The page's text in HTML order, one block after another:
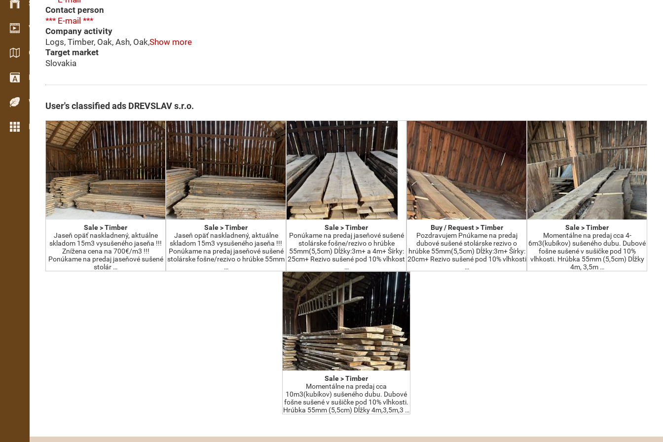
Stock management
Video showroom
Catalogues / Brochures
Dictionary
Wood Species
More features
Contact person
*** E-mail ***
Company activity
Logs, Timber, Oak, Ash, Oak,Show more
Target market
Slovakia
User's classified ads DREVSLAV s.r.o.
Sale > Timber
Jaseň opäť naskladnený, aktuálne
skladom 15m3 vysušeného jaseňa !!!
Znížena cena na 700€/m3 !!!
Ponúkame na predaj jaseňové sušené
stolár …
Sale > Timber
Jaseň opäť naskladnený, aktuálne
skladom 15m3 vysušeného jaseňa !!!
Ponúkame na predaj jaseňové sušené
stolárske fošne/rezivo o hrúbke 55mm
…
Sale > Timber
Ponúkame na predaj jaseňové sušené
stolárske fošne/rezivo o hrúbke
55mm(5,5cm) Dĺžky:3m+ a 4m+ Šírky:
25cm+ Rezivo sušené pod 10% vlhkost
…
Buy / Request > Timber
Pozdravujem Pnúkame na predaj
dubové sušené stolárske rezivo o
hrúbke 55mm(5,5cm) Dĺžky:3m+ Šírky:
20cm+ Rezivo sušené pod 10% vlhkosti
…
Sale > Timber
Momentálne na predaj cca 4-
6m3(kubíkov) sušeného dubu. Dubové
fošne sušené v sušičke pod 10%
vlhkosti. Hrúbka 55mm (5,5cm) Dĺžky
4m, 3,5m …
Sale > Timber
Momentálne na predaj cca
10m3(kubíkov) sušeného dubu. Dubové
fošne sušené v sušičke pod 10% vlhkosti.
Hrúbka 55mm (5,5cm) Dĺžky 4m,3,5m,3 …